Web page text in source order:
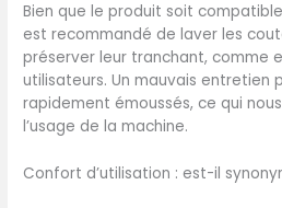
de
Une
en
Bien que le produit soit
est recommandé de laver les
préserver leur tranchant, comme
utilisateurs. Un mauvais entretien
rapidement émoussés, ce qui
l’usage de la machine.
Confort d’utilisation : est-il